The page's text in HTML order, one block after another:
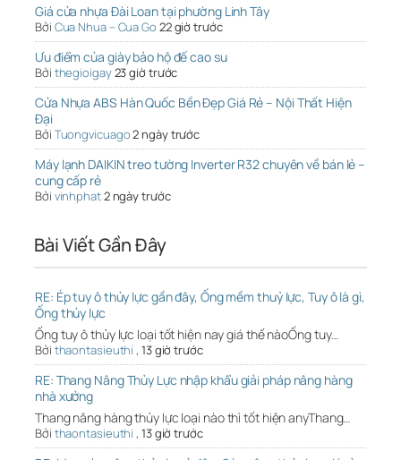
Giá cửa nhựa Đài Loan tại phường Linh Tây
Bởi Cua Nhua – Cua Go 22 giờ trước
Ưu điểm của giày bảo hộ đế cao su
Bởi thegioigay23 giờ trước
Cửa Nhựa ABS Hàn Quốc Bền Đẹp Giá Rẻ – Nội Thất Hiện
Đại
Bởi Tuongvicuago2 ngày trước
Máy lạnh DAIKIN treo tường Inverter R32 chuyên về bán lẻ –
cung cấp rẻ
Bởi vinhphat2 ngày trước
Bài Viết Gần Đây
RE: Ép tuy ô thủy lực gần đây, Ống mềm thuỷ lực, Tuy ô là gì,
Ống thủy lực
Ống tuy ô thủy lực loại tốt hiện nay giá thế nàoỐng tuy…
Bởi thaontasieuthi , 13 giờ trước
RE: Thang Nâng Thủy Lực nhập khẩu giải pháp nâng hàng
nhà xưởng
Thang nâng hàng thủy lực loại nào thì tốt hiện anyThang…
Bởi thaontasieuthi , 13 giờ trước